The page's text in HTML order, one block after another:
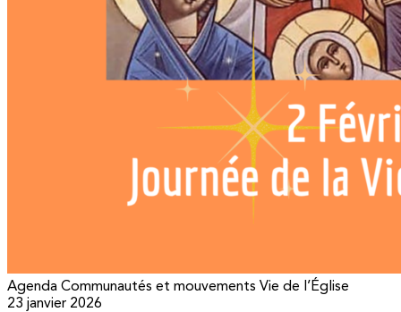
Agenda Communautés et mouvements Vie de l’Église
23 janvier 2026